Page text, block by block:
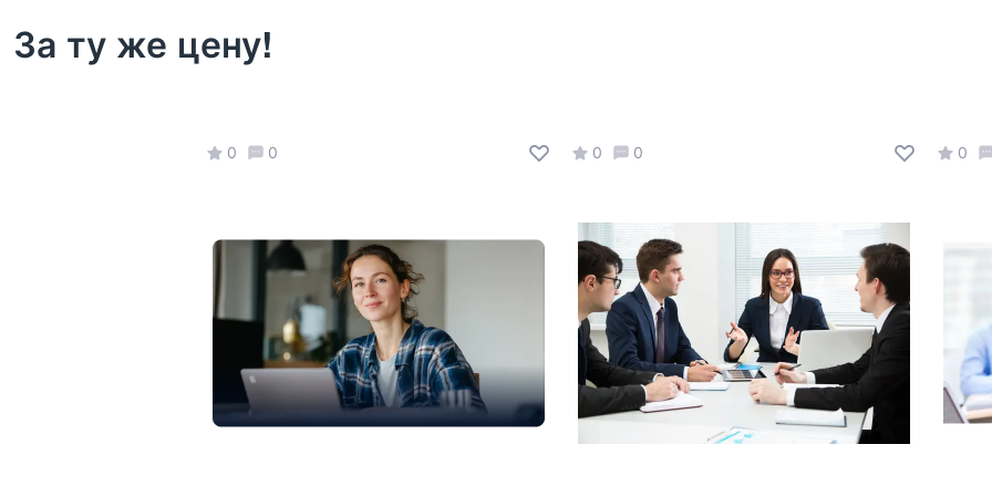
За ту же цену!
0 0 0 0 0